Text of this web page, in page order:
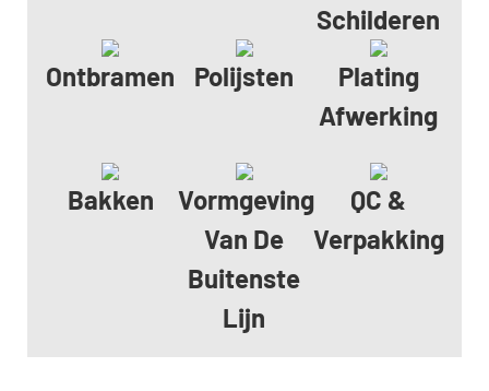
Schilderen
Ontbramen
Polijsten
Plating
Afwerking
Bakken
Vormgeving
Van De
Buitenste
Lijn
QC &
Verpakking